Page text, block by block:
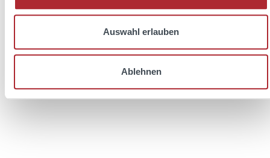
Auswahl erlauben
Ablehnen